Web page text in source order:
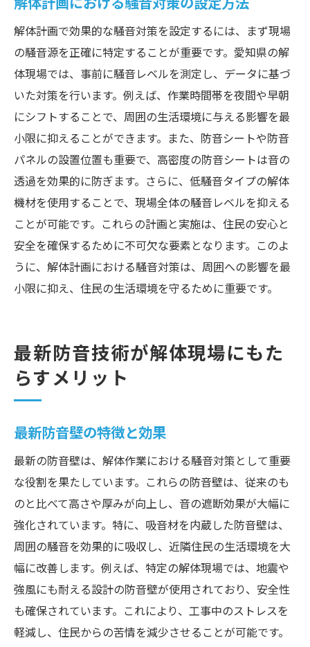
解体計画で効果的な騒音対策を設定するには、まず現場
の騒音源を正確に特定することが重要です。愛知県の解
体現場では、事前に騒音レベルを測定し、データに基づ
いた対策を行います。例えば、作業時間帯を夜間や早朝
にシフトすることで、周囲の生活環境に与える影響を最
小限に抑えることができます。また、防音シートや防音
パネルの設置位置も重要で、高密度の防音シートは音の
透過を効果的に防ぎます。さらに、低騒音タイプの解体
機材を使用することで、現場全体の騒音レベルを抑える
ことが可能です。これらの計画と実施は、住民の安心と
安全を確保するために不可欠な要素となります。このよ
うに、解体計画における騒音対策は、周囲への影響を最
小限に抑え、住民の生活環境を守るために重要です。
最新防音技術が解体現場にもた
らすメリット
最新防音壁の特徴と効果
最新の防音壁は、解体作業における騒音対策として重要
な役割を果たしています。これらの防音壁は、従来のも
のと比べて高さや厚みが向上し、音の遮断効果が大幅に
強化されています。特に、吸音材を内蔵した防音壁は、
周囲の騒音を効果的に吸収し、近隣住民の生活環境を大
幅に改善します。例えば、特定の解体現場では、地震や
強風にも耐える設計の防音壁が使用されており、安全性
も確保されています。これにより、工事中のストレスを
軽減し、住民からの苦情を減少させることが可能です。